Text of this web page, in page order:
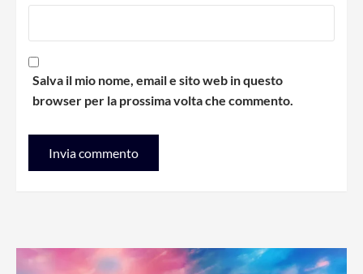
Salva il mio nome, email e sito web in questo
browser per la prossima volta che commento.